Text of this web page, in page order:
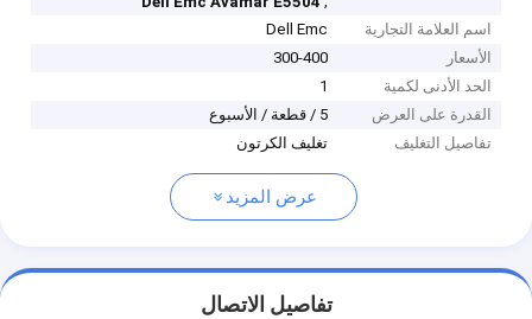
اسم العلامة التجارية
Dell Emc
الأسعار
300-400
الحد الأدنى لكمية
1
القدرة على العرض
5 / قطعة / الأسبوع
تفاصيل التغليف
تغليف الكرتون
عرض المزيد
تفاصيل الاتصال